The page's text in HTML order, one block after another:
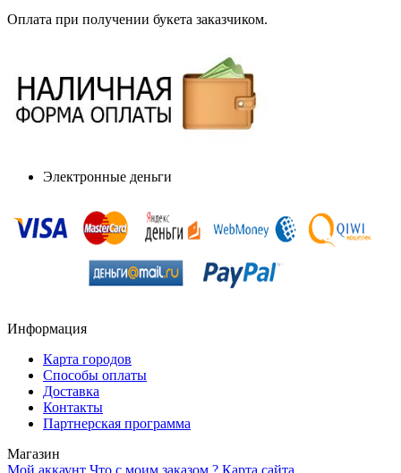
Оплата при получении букета заказчиком.
Электронные деньги
Информация
Карта городов
Способы оплаты
Доставка
Контакты
Партнерская программа
Магазин
Мой аккаунт Что с моим заказом ? Карта сайта